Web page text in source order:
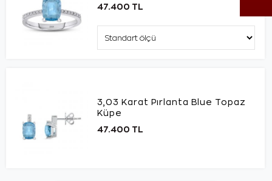
47.400 TL
3,03 Karat Pırlanta Blue Topaz
Küpe
47.400 TL